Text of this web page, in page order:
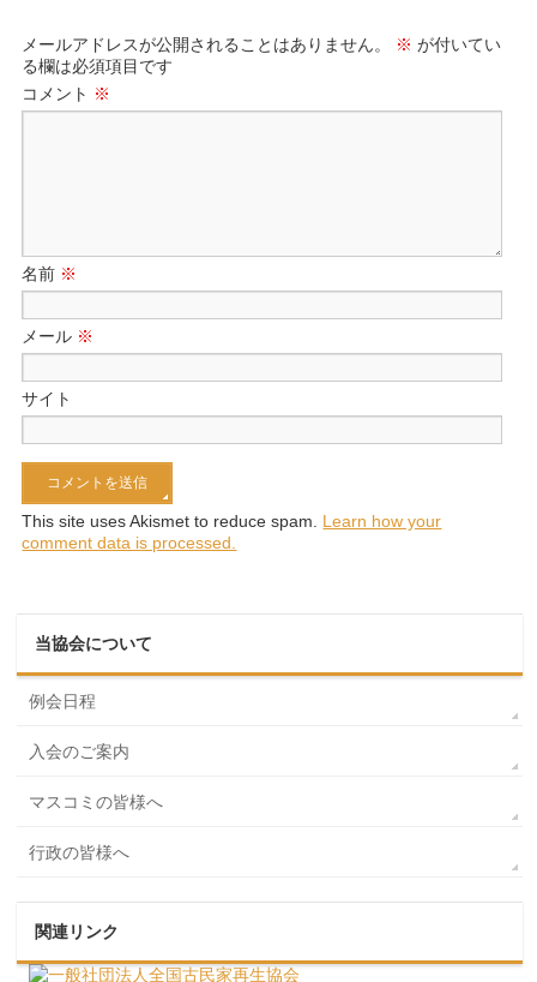
メールアドレスが公開されることはありません。 ※ が付いてい
る欄は必須項目です
コメント ※
名前 ※
メール ※
サイト
This site uses Akismet to reduce spam. Learn how your
comment data is processed.
当協会について
例会日程
入会のご案内
マスコミの皆様へ
行政の皆様へ
関連リンク